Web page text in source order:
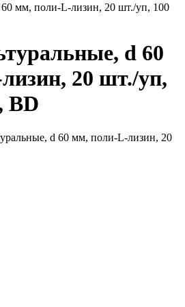
мм, поли-L-лизин, 20 шт./уп, 100
d 60
20 шт./уп,
BD